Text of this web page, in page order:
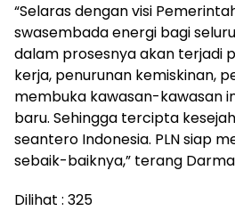
“Selaras dengan visi
swasembada energi bagi
dalam prosesnya akan terjadi
kerja, penurunan kemiskinan,
membuka kawasan-kawasan
baru. Sehingga tercipta
seantero Indonesia. PLN siap
sebaik-baiknya,” terang
Dilihat : 325